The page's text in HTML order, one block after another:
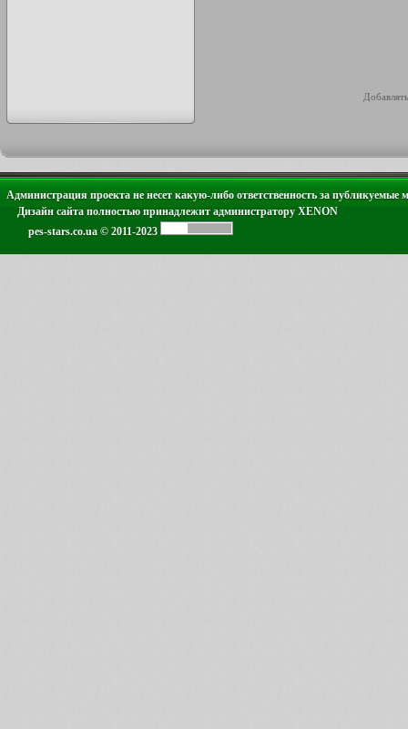
Администрация проекта не несет какую-либо ответственность за публикуемые
Дизайн сайта полностью принадлежит администратору XENON
pes-stars.co.ua © 2011-2023